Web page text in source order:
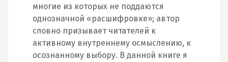
многие из которых не поддаются
однозначной «расшифровке»; автор
словно призывает читателей к
активному внутреннему осмыслению, к
осознанному выбору. В данной книге я